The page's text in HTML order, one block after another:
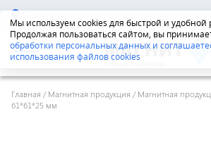
Мы используем cookies для быстрой и удобной
Продолжая пользоваться сайтом, вы
обработки персональных данных и
использования файлов cookies
Екатеринбург
Главная /Магнитная продукция /Магнитная
61*61*25 мм